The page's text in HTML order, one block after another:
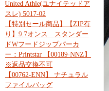
United Athle(ユナイテッドア
スレ) 5017-02
【特別セール商品】【ZIP有
り】9.7オンス スタンダー
ドWフードジップパーカ
ー：Printstar 【00189-NNZ】
※返品交換不可
【00762-ENN】 ナチュラル
ファイルバッグ